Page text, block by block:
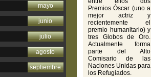
mayo
junio
julio
agosto
septiembre
Premios Óscar (uno a
mejor actriz y
recientemente el
premio humanitario) y
tres Globos de Oro.
Actualmente forma
parte del Alto
Comisario de las
Naciones Unidas para
los Refugiados.